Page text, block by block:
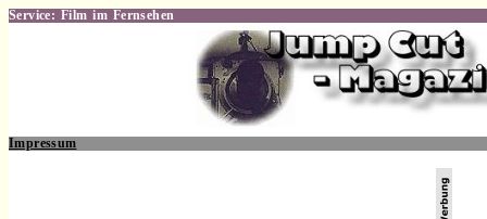
Service: Film im Fernsehen
Impressum